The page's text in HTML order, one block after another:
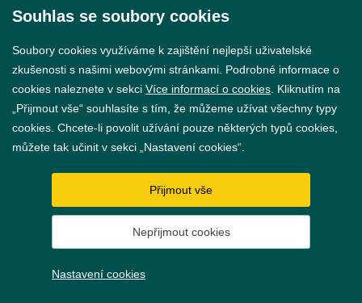
Nastavení cookies
Vytvořil webProgress
Souhlas se soubory cookies
Soubory cookies využíváme k zajištění nejlepší uživatelské
zkušenosti s našimi webovými stránkami. Podrobné informace o
cookies naleznete v sekci Více informací o cookies . Kliknutím na
„Přijmout vše“ souhlasíte s tím, že můžeme užívat všechny typy
cookies. Chcete-li povolit užívání pouze některých typů cookies,
můžete tak učinit v sekci „Nastavení cookies“.
Přijmout vše
Nepřijmout cookies
Nastavení cookies